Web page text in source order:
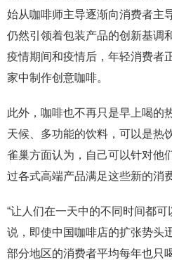
始从咖啡师主导逐渐向消费者主
仍然引领着包装产品的创新基调
疫情期间和疫情后，年轻消费者
家中制作创意咖啡。
此外，咖啡也不再只是早上喝的
天候、多功能的饮料，可以是热
雀巢方面认为，自己可以针对他
过各式高端产品满足这些新的消
“让人们在一天中的不同时间都
说，即使中国咖啡店的扩张势头
部分地区的消费者平均每年也只